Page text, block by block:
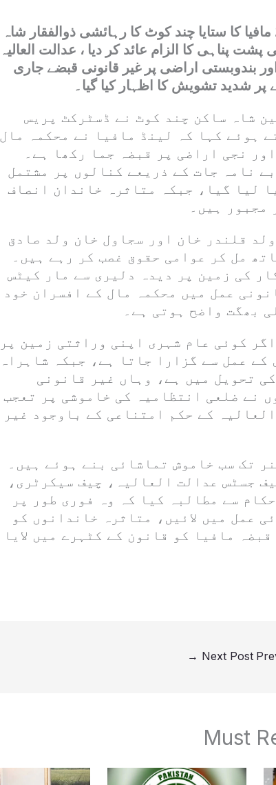
کا ستایا چند کوٹ کا رہائشی ذوالفقار شاہ
پناہی کا الزام عائد کر دیا ، عدالت العالیہ
بندوبستی اراضی پر غیر قانونی قبضے جاری
پر شدید تشویش کا اظہار کیا گیا۔
شاہ ساکن چند کوٹ نے ڈسٹرکٹ پریس
ہوئے کہا کہ لینڈ مافیا نے محکمہ مال
نجی اراضی پر قبضہ جما رکھا ہے۔
نامہ جات کے ذریعے کنالوں پر مشتمل
لیا گیا، جبکہ متاثرہ خاندان انصاف
مجبور ہیں۔
قلندر خان اور سجاول خان ولد صادق
مل کر عوامی حقوق غصب کر رہے ہیں۔
کی زمین پر دیدہ دلیری سے مار کیٹس
عمل میں محکمہ مال کے افسران خود
بھگت واضح ہوتی ہے۔
کوئی عام شہری اپنی وراثتی زمین پر
عمل سے گزارا جاتا ہے، جبکہ شاہراہ
تحویل میں ہے، وہاں غیر قانونی
نے ضلعی انتظامیہ کی خاموشی پر تعجب
کے حکم امتناعی کے باوجود غیر
تک سب خاموش تماشائی بنے ہوئے ہیں۔
جسٹس عدالت العالیہ، چیف سیکرٹری،
سے مطالبہ کیا کہ وہ فوری طور پر
عمل میں لائیں، متاثرہ خاندانوں کو
مافیا کو قانون کے کٹہرے میں لایا
Next Post
→
Must